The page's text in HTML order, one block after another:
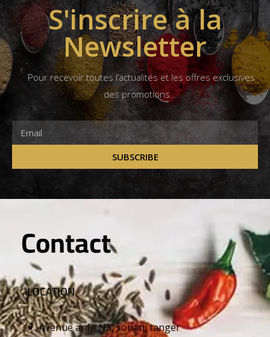
S'inscrire à la
Newsletter
Pour recevoir toutes l’actualités et les offres exclusives
des promotions….
SUBSCRIBE
Contact
LOCATION
Avenue anfa N3, souani tanger